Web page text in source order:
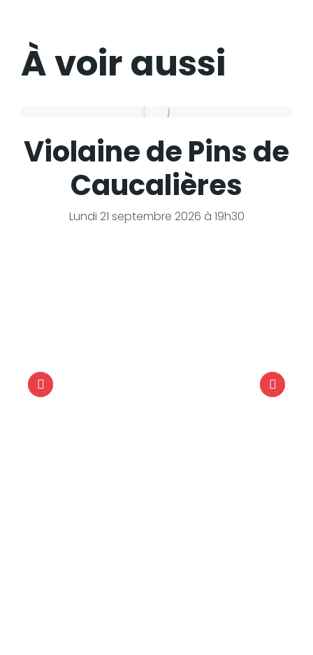
À voir aussi
Violaine de Pins de
Caucalières
Lundi 21 septembre 2026 à 19h30